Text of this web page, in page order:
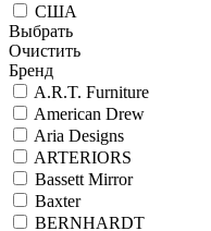
США
Выбрать
Очистить
Бренд
A.R.T. Furniture
American Drew
Aria Designs
ARTERIORS
Bassett Mirror
Baxter
BERNHARDT